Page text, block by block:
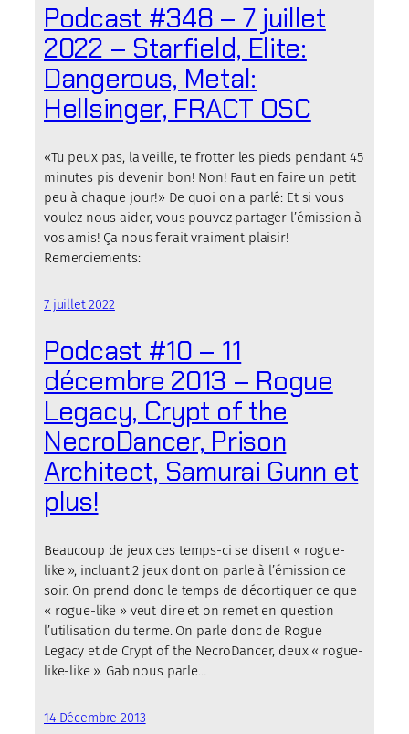
Podcast #348 – 7 juillet
2022 – Starfield, Elite:
Dangerous, Metal:
Hellsinger, FRACT OSC
«Tu peux pas, la veille, te frotter les pieds pendant 45
minutes pis devenir bon! Non! Faut en faire un petit
peu à chaque jour!» De quoi on a parlé: Et si vous
voulez nous aider, vous pouvez partager l’émission à
vos amis! Ça nous ferait vraiment plaisir!
Remerciements:
7 juillet 2022
Podcast #10 – 11
décembre 2013 – Rogue
Legacy, Crypt of the
NecroDancer, Prison
Architect, Samurai Gunn et
plus!
Beaucoup de jeux ces temps-ci se disent « rogue-
like », incluant 2 jeux dont on parle à l’émission ce
soir. On prend donc le temps de décortiquer ce que
« rogue-like » veut dire et on remet en question
l’utilisation du terme. On parle donc de Rogue
Legacy et de Crypt of the NecroDancer, deux « rogue-
like-like ». Gab nous parle…
14 Décembre 2013